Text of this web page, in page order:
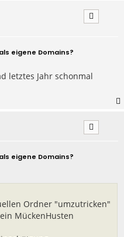
eigene Domains?
letztes Jahr schonmal
eigene Domains?
Ordner "umzutricken"
MückenHusten